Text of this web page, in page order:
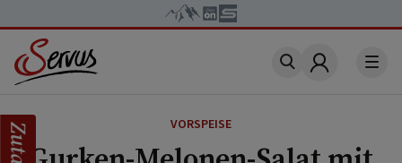
Account
VORSPEISE